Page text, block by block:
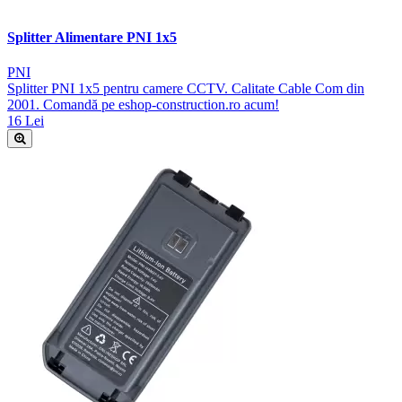
Splitter Alimentare PNI 1x5
PNI
Splitter PNI 1x5 pentru camere CCTV. Calitate Cable Com din
2001. Comandă pe eshop-construction.ro acum!
16 Lei